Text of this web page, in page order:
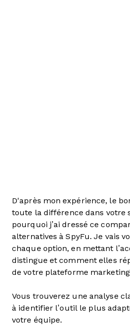
D'après mon expérience, le
toute la différence dans votre
pourquoi j’ai dressé ce
alternatives à SpyFu. Je vais
chaque option, en mettant
distingue et comment elles
de votre plateforme
Vous trouverez une analyse
à identifier l’outil le plus
votre équipe.